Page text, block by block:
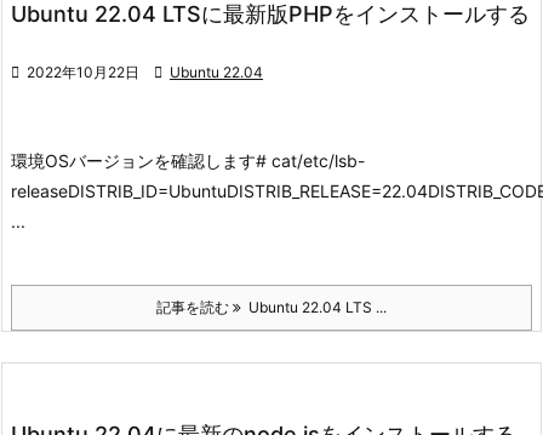
Ubuntu 22.04 LTSに最新版PHPをインストールする
 2022年10月22日  Ubuntu 22.04
環境OSバージョンを確認します# cat/etc/lsb-
...
記事を読む Ubuntu 22.04 LTS ...